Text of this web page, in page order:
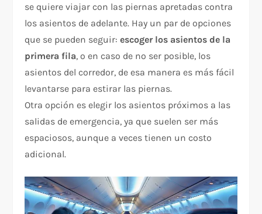
se quiere viajar con las piernas apretadas contra
los asientos de adelante. Hay un par de opciones
que se pueden seguir:escoger los asientos de la
primera fila, o en caso de no ser posible, los
asientos del corredor, de esa manera es más fácil
levantarse para estirar las piernas.
Otra opción es elegir los asientos próximos a las
salidas de emergencia, ya que suelen ser más
espaciosos, aunque a veces tienen un costo
adicional.